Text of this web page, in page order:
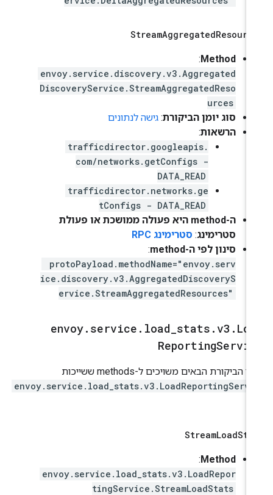
StreamAggregated
Method
:‏
envoy.service.discovery.v3.Aggregated
DiscoveryService.StreamAggregatedReso
urces
סוג יומן הביקורת:גישה לנתונים
הרשאות:
trafficdirector.googleapis.
com/networks.getConfigs -
DATA_READ
trafficdirector.networks.ge
tConfigs - DATA_READ
ה-method היא פעולה ממושכת או פעולת
סטרימינג:סטרימינג RPC
סינון לפי ה-method
:
protoPayload.methodName="envoy.serv
ice.discovery.v3.AggregatedDiscoveryS
ervice.StreamAggregatedResources"
envoy.service.load_stats.v3
Reporting
יומני הביקורת הבאים משויכים ל-methods ששייכות
envoy.service.load_stats.v3.LoadReportingServi
StreamLoad
Method
:‏
envoy.service.load_stats.v3.LoadRepor
tingService.StreamLoadStats